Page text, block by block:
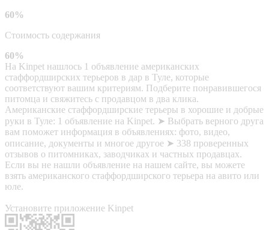
60%
Стоимость содержания
60%
На Kinpet нашлось 1 объявление американских
стаффордширских терьеров в дар в Туле, которые
соответствуют вашим критериям. Подберите понравившегося
питомца и свяжитесь с продавцом в два клика.
Американские стаффордширские терьеры в хорошие и добрые
руки в Туле: 1 объявление на Kinpet. ➤ Выбрать верного друга
вам поможет информация в объявлениях: фото, видео,
описание, документы и многое другое ➤ 338 проверенных
отзывов о питомниках, заводчиках и частных продавцах.
Если вы не нашли объявление на нашем сайте, вы можете
взять американского стаффордширского терьера на авито или
юле.
Установите приложение Kinpet